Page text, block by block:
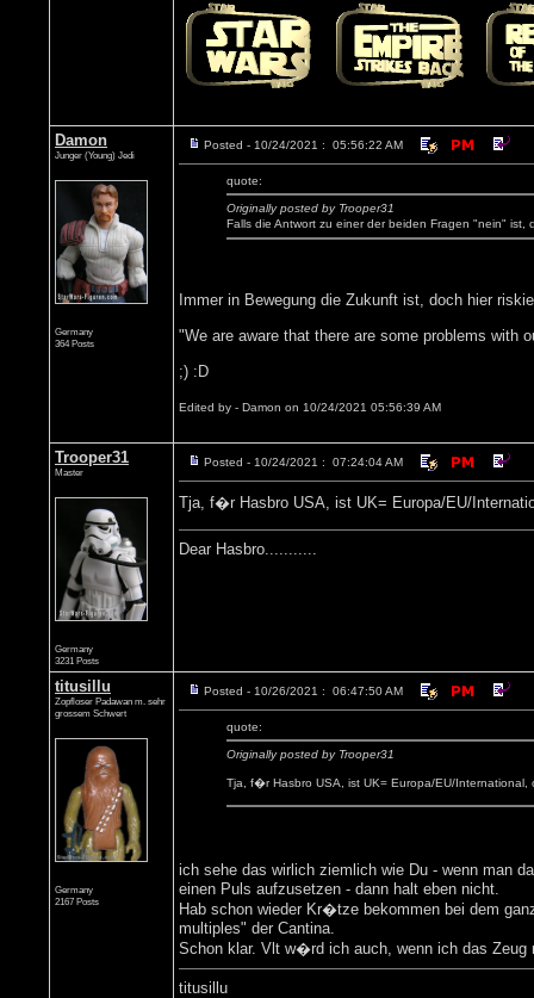
Damon
Junger (Young) Jedi
Germany
364 Posts
Posted - 10/24/2021 : 05:56:22 AM
quote:
Originally posted by Trooper31
Falls die Antwort zu einer der beiden Fragen "nein"
Immer in Bewegung die Zukunft ist, doch hier
"We are aware that there are some problems with
;) :D
Edited by - Damon on 10/24/2021 05:56:39 AM
Trooper31
Master
Germany
3231 Posts
Posted - 10/24/2021 : 07:24:04 AM
Tja, f�r Hasbro USA, ist UK= Europa/EU/
Dear Hasbro...........
titusillu
Zopfloser Padawan m. sehr
grossem Schwert
Germany
2167 Posts
Posted - 10/26/2021 : 06:47:50 AM
quote:
Originally posted by Trooper31
Tja, f�r Hasbro USA, ist UK= Europa/EU/International,
ich sehe das wirlich ziemlich wie Du - wenn man
einen Puls aufzusetzen - dann halt eben nicht.
Hab schon wieder Kr�tze bekommen bei dem
multiples" der Cantina.
Schon klar. Vlt w�rd ich auch, wenn ich das
titusillu